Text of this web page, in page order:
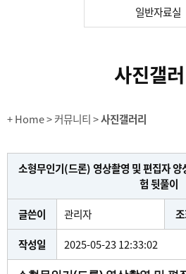
일반자료실
사진갤
+ Home> 커뮤니티 >사진갤러리
소형무인기(드론) 영상촬영 및 편집자 양
험 뒷풀이
글쓴이
관리자
작성일
2025-05-23 12:33:02